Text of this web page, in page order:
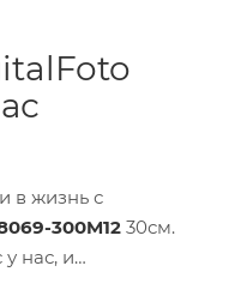
в жизнь с
300M12 30см.
нас, и